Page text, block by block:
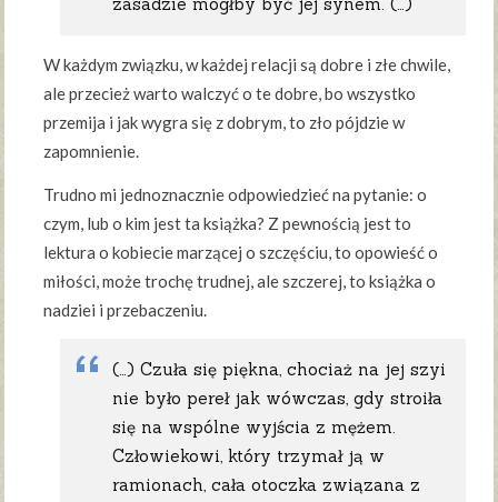
W każdym związku, w każdej relacji są dobre i złe chwile,
ale przecież warto walczyć o te dobre, bo wszystko
przemija i jak wygra się z dobrym, to zło pójdzie w
zapomnienie.
Trudno mi jednoznacznie odpowiedzieć na pytanie: o
czym, lub o kim jest ta książka? Z pewnością jest to
lektura o kobiecie marzącej o szczęściu, to opowieść o
miłości, może trochę trudnej, ale szczerej, to książka o
nadziei i przebaczeniu.
(…) Czuła się piękna, chociaż na jej szyi
nie było pereł jak wówczas, gdy stroiła
się na wspólne wyjścia z mężem.
Człowiekowi, który trzymał ją w
ramionach, cała otoczka związana z